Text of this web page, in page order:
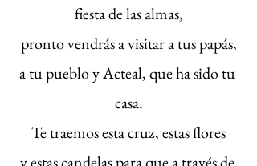
fiesta de las almas,
pronto vendrás a visitar a tus papás,
a tu pueblo y Acteal, que ha sido tu
casa.
Te traemos esta cruz, estas flores